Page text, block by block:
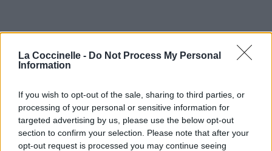
La Coccinelle - Do Not Process My Personal
Information
If you wish to opt-out of the sale, sharing to third parties, or
processing of your personal or sensitive information for
targeted advertising by us, please use the below opt-out
section to confirm your selection. Please note that after your
opt-out request is processed you may continue seeing